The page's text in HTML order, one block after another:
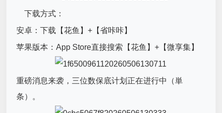
下载方式：
安卓：下载【花鱼】+【省咔咔】
苹果版本：App Store直接搜索【花鱼】+【微享集】
重磅消息来袭，三位数保底计划正在进行中（単
条）。